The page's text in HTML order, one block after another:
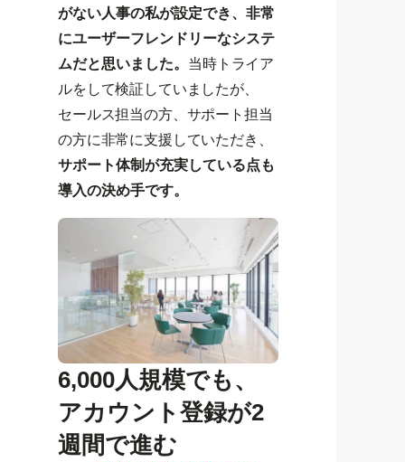
がない人事の私が設定でき、非常
にユーザーフレンドリーなシステ
ムだと思いました。 当時トライア
ルをして検証していましたが、
セールス担当の方、サポート担当
の方に非常に支援していただき、
サポート体制が充実している点も
導入の決め手です。
6,000人規模でも、
アカウント登録が2
週間で進む